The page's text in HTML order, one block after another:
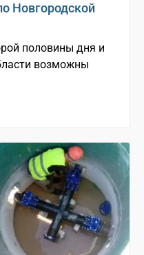
Новгородской
половины дня и
возможны